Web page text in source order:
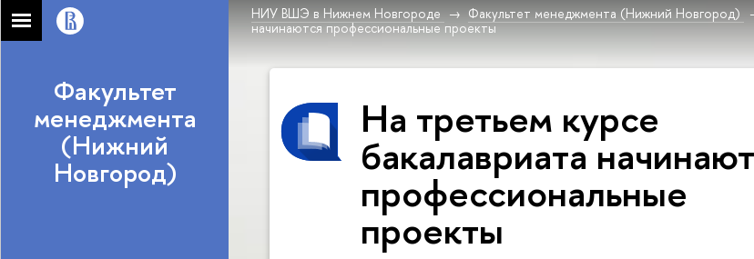
НИУ ВШЭ в Нижнем Новгороде Факультет менеджмента (Нижний Новгород)
начинаются профессиональные проекты
Факультет
менеджмента
(Нижний
Новгород)
На третьем курсе
бакалавриата
профессиональные
проекты